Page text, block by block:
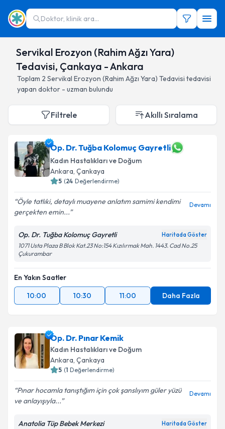
Doktor, klinik ara...
Servikal Erozyon (Rahim Ağzı Yara)
Tedavisi, Çankaya - Ankara
Toplam 2 Servikal Erozyon (Rahim Ağzı Yara) Tedavisi tedavisi
yapan doktor - uzman bulundu
Filtrele Akıllı Sıralama
Op. Dr. Tuğba Kolomuç Gayretli
Kadın Hastalıkları ve Doğum
Ankara, Çankaya
5 (24 Değerlendirme)
Öyle tatlıki, detaylı muayene anlatım samimi kendimi
gerçekten emin...
Devamı
Op. Dr. Tuğba Kolomuç Gayretli Haritada Göster
1071 Usta Plaza B Blok Kat.23 No:154 Kızılırmak Mah. 1443. Cad No.25
Çukurambar
En Yakın Saatler
10:00
10:30 11:00 Daha Fazla
Op. Dr. Pınar Kemik
Kadın Hastalıkları ve Doğum
Ankara, Çankaya
5 (1 Değerlendirme)
Pınar hocamla tanıştığım için çok şanslıyım güler yüzü
ve anlayışıyla...
Devamı
Anatolia Tüp Bebek Merkezi Haritada Göster